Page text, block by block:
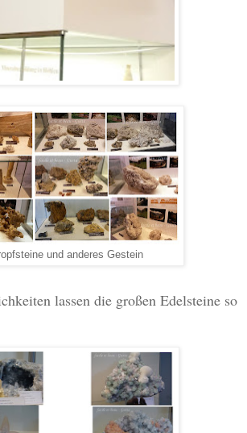
und anderes Gestein
lassen die großen Edelsteine so